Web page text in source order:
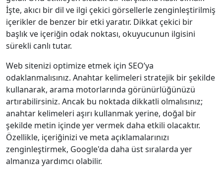
İşte, akıcı bir dil ve ilgi çekici görsellerle zenginleştirilmiş
içerikler de benzer bir etki yaratır. Dikkat çekici bir
başlık ve içeriğin odak noktası, okuyucunun ilgisini
sürekli canlı tutar.
Web sitenizi optimize etmek için SEO’ya
odaklanmalısınız. Anahtar kelimeleri stratejik bir şekilde
kullanarak, arama motorlarında görünürlüğünüzü
artırabilirsiniz. Ancak bu noktada dikkatli olmalısınız;
anahtar kelimeleri aşırı kullanmak yerine, doğal bir
şekilde metin içinde yer vermek daha etkili olacaktır.
Özellikle, içeriğinizi ve meta açıklamalarınızı
zenginleştirmek, Google'da daha üst sıralarda yer
almanıza yardımcı olabilir.